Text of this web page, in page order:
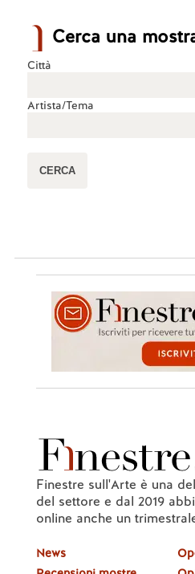
Cerca una
Città
Artista/Tema
Finestre sull'Arte è una
del settore e dal 2019
online anche un
News